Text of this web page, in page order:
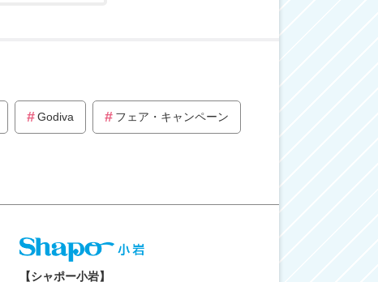
Godiva フェア・キャンペーン
【シャポー小岩】